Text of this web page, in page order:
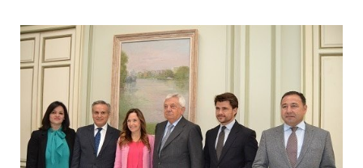
Programas